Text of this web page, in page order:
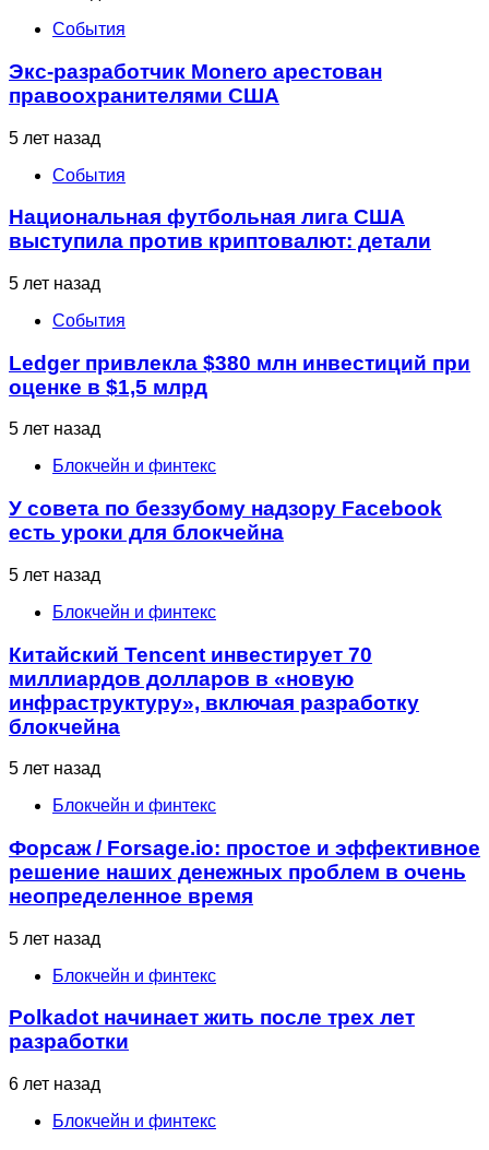
События
Экс-разработчик Monero арестован
правоохранителями США
5 лет назад
События
Национальная футбольная лига США
выступила против криптовалют: детали
5 лет назад
События
Ledger привлекла $380 млн инвестиций при
оценке в $1,5 млрд
5 лет назад
Блокчейн и финтекс
У совета по беззубому надзору Facebook
есть уроки для блокчейна
5 лет назад
Блокчейн и финтекс
Китайский Tencent инвестирует 70
миллиардов долларов в «новую
инфраструктуру», включая разработку
блокчейна
5 лет назад
Блокчейн и финтекс
Форсаж / Forsage.io: простое и эффективное
решение наших денежных проблем в очень
неопределенное время
5 лет назад
Блокчейн и финтекс
Polkadot начинает жить после трех лет
разработки
6 лет назад
Блокчейн и финтекс